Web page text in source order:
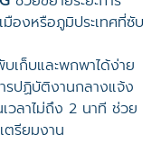
มืองหรือภูมิประเทศที่ซับ
เก็บและพกพาได้ง่าย
รปฏิบัติงานกลางแจ้ง
วลาไม่ถึง 2 นาที ช่วย
ตรียมงาน